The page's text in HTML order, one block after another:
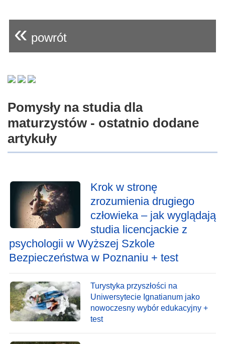
« powrót
Pomysły na studia dla
maturzystów - ostatnio dodane
artykuły
Krok w stronę
zrozumienia drugiego
człowieka – jak wyglądają
studia licencjackie z
psychologii w Wyższej Szkole
Bezpieczeństwa w Poznaniu + test
Turystyka przyszłości na
Uniwersytecie Ignatianum jako
nowoczesny wybór edukacyjny +
test